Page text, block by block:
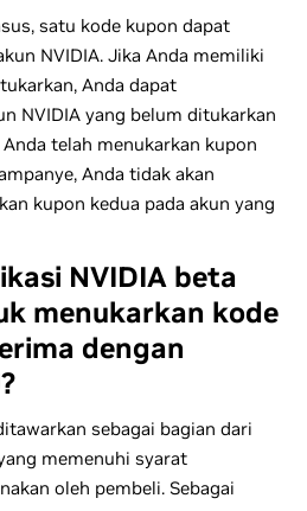
satu kode kupon dapat
NVIDIA. Jika Anda memiliki
Anda dapat
NVIDIA yang belum ditukarkan
telah menukarkan kupon
Anda tidak akan
kupon kedua pada akun yang
NVIDIA beta
menukarkan kode
dengan
sebagai bagian dari
memenuhi syarat
oleh pembeli. Sebagai